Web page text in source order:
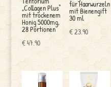
„Collagen Plus“
mit trockenem
Honig 5000mg,
28 Portionen
€47.90
für Haarwurzeln
mit Bienengift
30 ml
€23.90